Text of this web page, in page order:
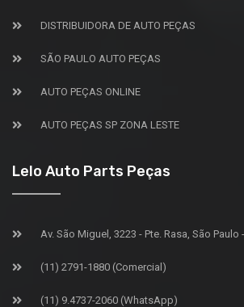
DISTRIBUIDORA DE AUTO PEÇAS
SÃO PAULO AUTO PEÇAS
AUTO PEÇAS ONLINE
AUTO PEÇAS SP ZONA LESTE
Lelo Auto Parts Peças
Av. São Miguel, 3223 - Pte. Rasa, São Paulo
(11) 2791-1880 (Comercial)
(11) 9.4737-2060 (WhatsApp)